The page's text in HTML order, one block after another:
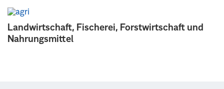
Landwirtschaft, Fischerei, Forstwirtschaft und
Nahrungsmittel